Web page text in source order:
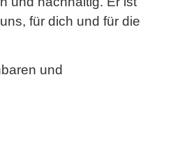
für dich und für die
und